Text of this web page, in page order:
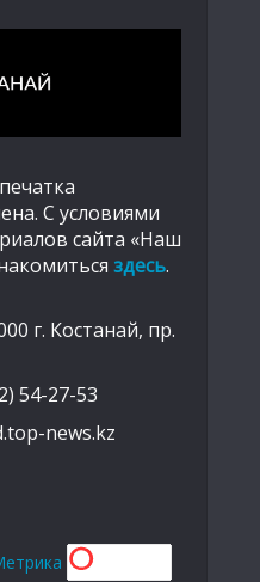
С условиями
сайта «Наш
здесь.
г. Костанай, пр.
54-27-53
news.kz